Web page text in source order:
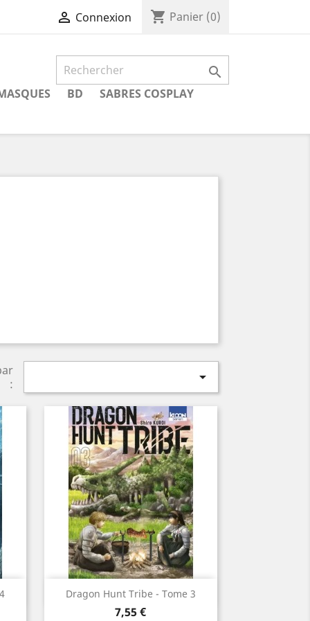
 Connexion shopping_cart Panier (0)

BD SABRES COSPLAY
:

Dragon Hunt Tribe - Tome 3
Prix
7,55 €
 Aperçu rapide